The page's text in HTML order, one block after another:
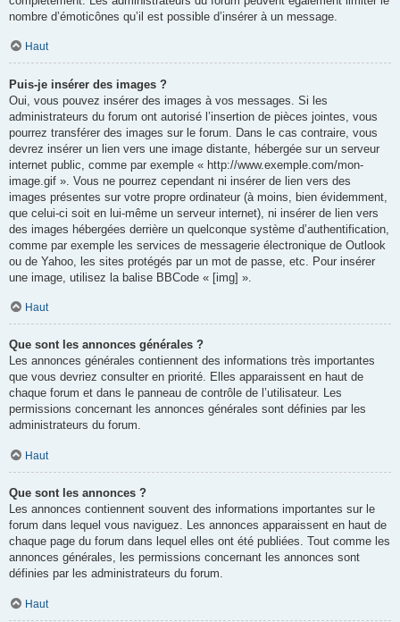
nombre d’émoticônes qu’il est possible d’insérer à un message.
Haut
Puis-je insérer des images ?
Oui, vous pouvez insérer des images à vos messages. Si les
administrateurs du forum ont autorisé l’insertion de pièces jointes, vous
pourrez transférer des images sur le forum. Dans le cas contraire, vous
devrez insérer un lien vers une image distante, hébergée sur un serveur
internet public, comme par exemple « http://www.exemple.com/mon-
image.gif ». Vous ne pourrez cependant ni insérer de lien vers des
images présentes sur votre propre ordinateur (à moins, bien évidemment,
que celui-ci soit en lui-même un serveur internet), ni insérer de lien vers
des images hébergées derrière un quelconque système d’authentification,
comme par exemple les services de messagerie électronique de Outlook
ou de Yahoo, les sites protégés par un mot de passe, etc. Pour insérer
une image, utilisez la balise BBCode « [img] ».
Haut
Que sont les annonces générales ?
Les annonces générales contiennent des informations très importantes
que vous devriez consulter en priorité. Elles apparaissent en haut de
chaque forum et dans le panneau de contrôle de l’utilisateur. Les
permissions concernant les annonces générales sont définies par les
administrateurs du forum.
Haut
Que sont les annonces ?
Les annonces contiennent souvent des informations importantes sur le
forum dans lequel vous naviguez. Les annonces apparaissent en haut de
chaque page du forum dans lequel elles ont été publiées. Tout comme les
annonces générales, les permissions concernant les annonces sont
définies par les administrateurs du forum.
Haut